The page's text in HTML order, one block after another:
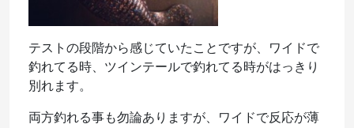
テストの段階から感じていたことですが、ワイドで
釣れてる時、ツインテールで釣れてる時がはっきり
別れます。
両方釣れる事も勿論ありますが、ワイドで反応が薄